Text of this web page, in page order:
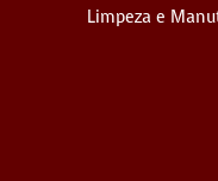
Limpeza e